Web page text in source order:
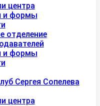
центра
и формы
отделение
и формы
Сергея Сопелева
центра